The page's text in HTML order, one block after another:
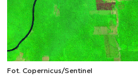
Fot. Copernicus/Sentinel